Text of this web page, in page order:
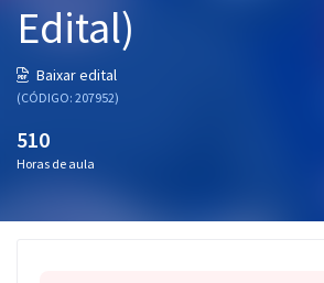
Mentorias
Questões grátis
Blog
Edital)
Baixar edital
(CÓDIGO: 207952)
510
Horas de aula